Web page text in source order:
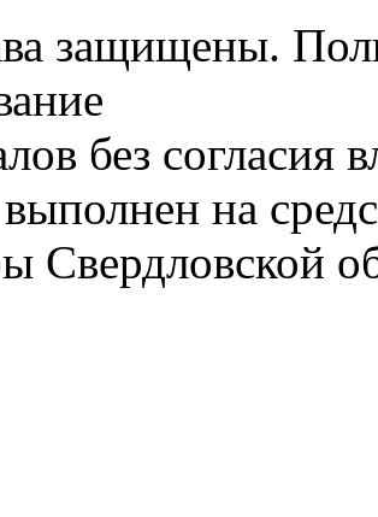
защищены.
без согласия
на
Свердловской